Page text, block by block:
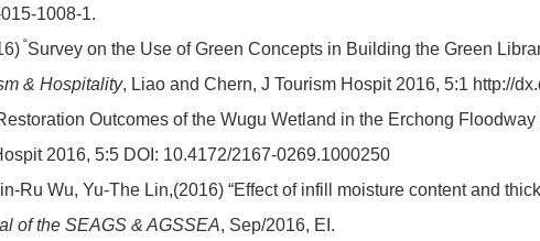
1008-1.
“Survey on the Use of Green Concepts in Building the Green
& Hospitality, Liao and Chern, J Tourism Hospit 2016, 5:1 http://
Outcomes of the Wugu Wetland in the Erchong Floodway
2016, 5:5 DOI: 10.4172/2167-0269.1000250
Ru Wu, Yu-The Lin,(2016) “Effect of infill moisture content and
of the SEAGS & AGSSEA, Sep/2016, EI.